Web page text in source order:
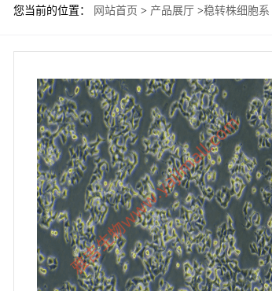
您当前的位置： 网站首页 > 产品展厅 >稳转株细胞系